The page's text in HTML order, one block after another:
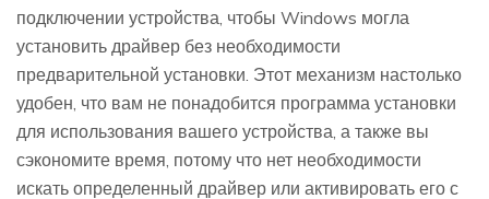
подключении устройства, чтобы Windows могла
установить драйвер без необходимости
предварительной установки. Этот механизм настолько
удобен, что вам не понадобится программа установки
для использования вашего устройства, а также вы
сэкономите время, потому что нет необходимости
искать определенный драйвер или активировать его с